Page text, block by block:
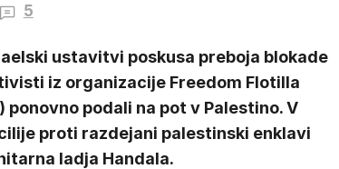
5
ustavitvi poskusa preboja blokade
iz organizacije Freedom Flotilla
ponovno podali na pot v Palestino. V
proti razdejani palestinski enklavi
ladja Handala.